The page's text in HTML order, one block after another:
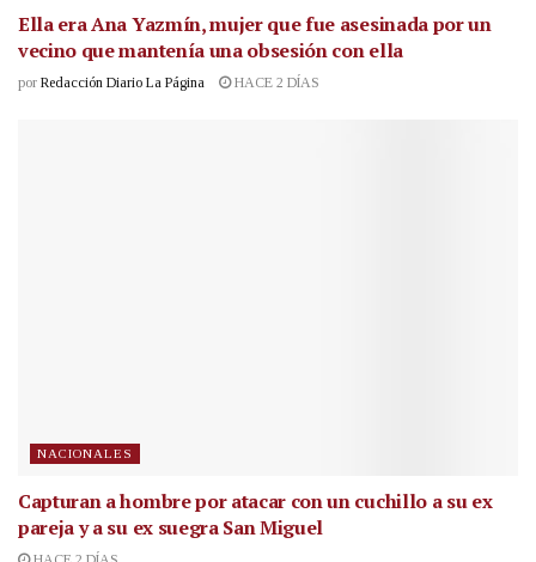
Ella era Ana Yazmín, mujer que fue asesinada por un
vecino que mantenía una obsesión con ella
por Redacción Diario La Página HACE 2 DÍAS
NACIONALES
Capturan a hombre por atacar con un cuchillo a su ex
pareja y a su ex suegra San Miguel